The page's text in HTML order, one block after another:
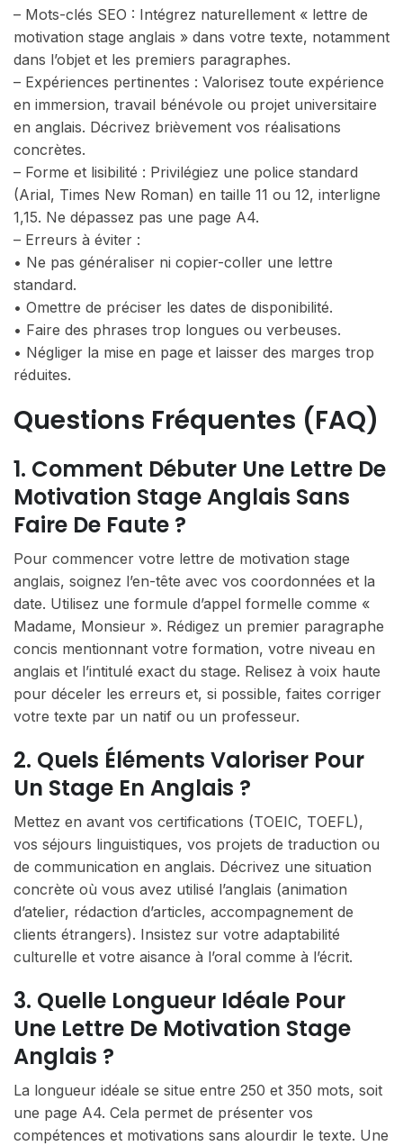
– Mots-clés SEO : Intégrez naturellement « lettre de
motivation stage anglais » dans votre texte, notamment
dans l’objet et les premiers paragraphes.
– Expériences pertinentes : Valorisez toute expérience
en immersion, travail bénévole ou projet universitaire
en anglais. Décrivez brièvement vos réalisations
concrètes.
– Forme et lisibilité : Privilégiez une police standard
(Arial, Times New Roman) en taille 11 ou 12, interligne
1,15. Ne dépassez pas une page A4.
– Erreurs à éviter :
• Ne pas généraliser ni copier-coller une lettre
standard.
• Omettre de préciser les dates de disponibilité.
• Faire des phrases trop longues ou verbeuses.
• Négliger la mise en page et laisser des marges trop
réduites.
Questions Fréquentes (FAQ)
1. Comment Débuter Une Lettre De
Motivation Stage Anglais Sans
Faire De Faute ?
Pour commencer votre lettre de motivation stage
anglais, soignez l’en-tête avec vos coordonnées et la
date. Utilisez une formule d’appel formelle comme «
Madame, Monsieur ». Rédigez un premier paragraphe
concis mentionnant votre formation, votre niveau en
anglais et l’intitulé exact du stage. Relisez à voix haute
pour déceler les erreurs et, si possible, faites corriger
votre texte par un natif ou un professeur.
2. Quels Éléments Valoriser Pour
Un Stage En Anglais ?
Mettez en avant vos certifications (TOEIC, TOEFL),
vos séjours linguistiques, vos projets de traduction ou
de communication en anglais. Décrivez une situation
concrète où vous avez utilisé l’anglais (animation
d’atelier, rédaction d’articles, accompagnement de
clients étrangers). Insistez sur votre adaptabilité
culturelle et votre aisance à l’oral comme à l’écrit.
3. Quelle Longueur Idéale Pour
Une Lettre De Motivation Stage
Anglais ?
La longueur idéale se situe entre 250 et 350 mots, soit
une page A4. Cela permet de présenter vos
compétences et motivations sans alourdir le texte. Une